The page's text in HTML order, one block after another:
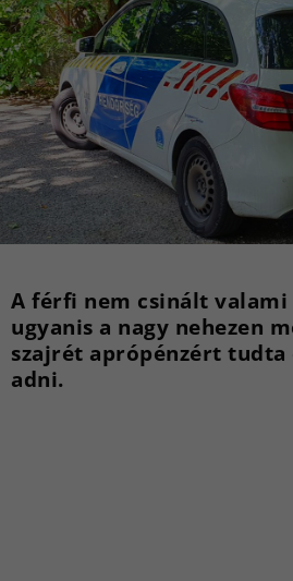
A férfi nem csinált valami
ugyanis a nagy nehezen
szajrét aprópénzért tudta
adni.